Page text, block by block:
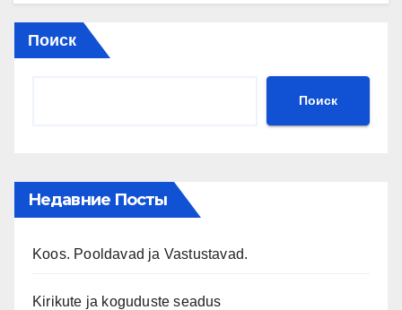
Поиск
Поиск
Недавние Посты
Koos. Pooldavad ja Vastustavad.
Kirikute ja koguduste seadus